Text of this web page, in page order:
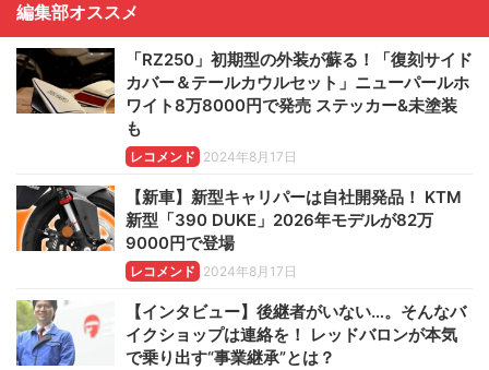
編集部オススメ
「RZ250」初期型の外装が蘇る！「復刻サイド
カバー＆テールカウルセット」ニューパールホ
ワイト8万8000円で発売 ステッカー&未塗装
も
レコメンド 2024年8月17日
【新車】新型キャリパーは自社開発品！ KTM
新型「390 DUKE」2026年モデルが82万
9000円で登場
レコメンド 2024年8月17日
【インタビュー】後継者がいない…。そんなバ
イクショップは連絡を！ レッドバロンが本気
で乗り出す“事業継承”とは？